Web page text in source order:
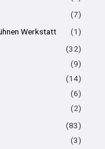
(7)
Werkstatt
(1)
(32)
(9)
(14)
(6)
(2)
(83)
(3)